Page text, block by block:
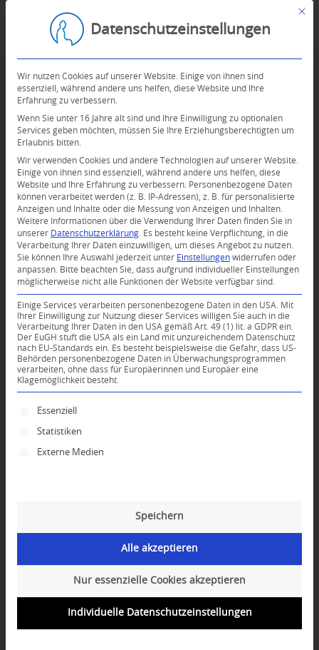
0
Dein Kommentar
An Diskussion beteiligen?
Hinterlassen Sie uns Ihren Kommentar!
Mit
Datenschutzeinstellungen
Wir nutzen Cookies auf unserer Website. Einige von ihnen sind
essenziell, während andere uns helfen, diese Website und Ihre
Erfahrung zu verbessern.
Wenn Sie unter 16 Jahre alt sind und Ihre Einwilligung zu optionalen
Services geben möchten, müssen Sie Ihre Erziehungsberechtigten um
Erlaubnis bitten.
Wir verwenden Cookies und andere Technologien auf unserer Website.
Einige von ihnen sind essenziell, während andere uns helfen, diese
Website und Ihre Erfahrung zu verbessern.
Personenbezogene Daten
können verarbeitet werden (z. B. IP-Adressen), z. B. für personalisierte
Anzeigen und Inhalte oder die Messung von Anzeigen und Inhalten.
Weitere Informationen über die Verwendung Ihrer Daten finden Sie in
unserer Datenschutzerklärung
Es besteht keine Verpflichtung, in die
Verarbeitung Ihrer Daten einzuwilligen, um dieses Angebot zu nutzen.
Sie können Ihre Auswahl jederzeit unter Einstellungen widerrufen oder
anpassen.
Bitte beachten Sie, dass aufgrund individueller Einstellungen
möglicherweise nicht alle Funktionen der Website verfügbar sind.
Einige Services verarbeiten personenbezogene Daten in den USA. Mit
Ihrer Einwilligung zur Nutzung dieser Services willigen Sie auch in die
Verarbeitung Ihrer Daten in den USA gemäß Art. 49 (1) lit. a GDPR ein.
Der EuGH stuft die USA als ein Land mit unzureichendem Datenschutz
nach EU-Standards ein. Es besteht beispielsweise die Gefahr, dass US-
Behörden personenbezogene Daten in Überwachungsprogrammen
verarbeiten, ohne dass für Europäerinnen und Europäer eine
Klagemöglichkeit besteht.
Es folgt eine Liste der Service-Gruppen, für die
Essenziell
Statistiken
Externe Medien
Speichern
Alle akzeptieren
Nur essenzielle Cookies akzeptieren
Individuelle Datenschutzeinstellungen